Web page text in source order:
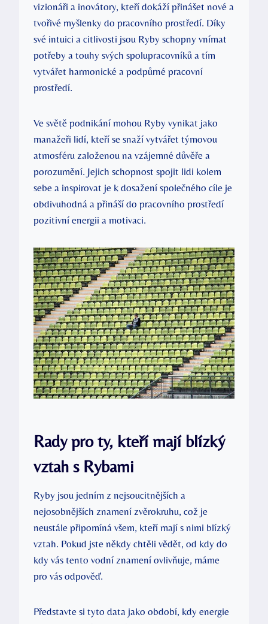
vizionáři a inovátory, kteří dokáží přinášet nové a
tvořivé myšlenky do pracovního prostředí. Díky
své intuici a citlivosti jsou Ryby schopny vnímat
potřeby a touhy svých spolupracovníků a tím
vytvářet harmonické a podpůrné pracovní
prostředí.
Ve světě podnikání mohou Ryby vynikat jako
manažeři lidí, kteří se snaží vytvářet týmovou
atmosféru založenou na vzájemné důvěře a
porozumění. Jejich schopnost spojit lidi kolem
sebe a inspirovat je k dosažení společného cíle je
obdivuhodná a přináší do pracovního prostředí
pozitivní energii a motivaci.
Rady pro ty, kteří mají blízký
vztah s Rybami
Ryby jsou jedním z nejsoucitnějších a
nejosobnějších znamení zvěrokruhu, což je
neustále připomíná všem, kteří mají s nimi blízký
vztah. Pokud jste někdy chtěli vědět, od kdy do
kdy vás tento vodní znamení ovlivňuje, máme
pro vás odpověď.
Představte si tyto data jako období, kdy energie